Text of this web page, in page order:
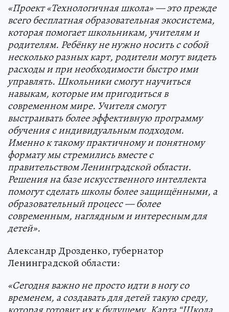
«Проект «Технологичная школа» — это прежде
всего бесплатная образовательная экосистема,
которая помогает школьникам, учителям и
родителям. Ребёнку не нужно носить с собой
несколько разных карт, родители могут видеть
расходы и при необходимости быстро ими
управлять. Школьники смогут научиться
навыкам, которые им пригодиться в
современном мире. Учителя смогут
выстраивать более эффективную программу
обучения с индивидуальным подходом.
Именно к такому практичному и понятному
формату мы стремились вместе с
правительством Ленинградской области.
Решения на базе искусственного интеллекта
помогут сделать школы более защищёнными, а
образовательный процесс — более
современным, наглядным и интересным для
детей».
Александр Дрозденко, губернатор
Ленинградской области:
«Сегодня важно не просто идти в ногу со
временем, а создавать для детей такую среду,